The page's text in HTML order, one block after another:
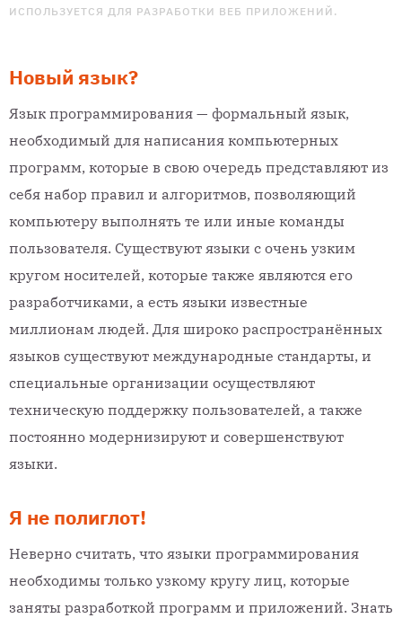
ИСПОЛЬЗУЕТСЯ ДЛЯ РАЗРАБОТКИ ВЕБ ПРИЛОЖЕНИЙ.
Новый язык?
Язык программирования — формальный язык,
необходимый для написания компьютерных
программ, которые в свою очередь представляют из
себя набор правил и алгоритмов, позволяющий
компьютеру выполнять те или иные команды
пользователя. Существуют языки с очень узким
кругом носителей, которые также являются его
разработчиками, а есть языки известные
миллионам людей. Для широко распространённых
языков существуют международные стандарты, и
специальные организации осуществляют
техническую поддержку пользователей, а также
постоянно модернизируют и совершенствуют
языки.
Я не полиглот!
Неверно считать, что языки программирования
необходимы только узкому кругу лиц, которые
заняты разработкой программ и приложений. Знать